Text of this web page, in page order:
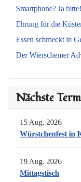
Smartphone? Ja bitte!
Ehrung für die
Essen schmeckt in
Der Wierschemer
Nächste
15 Aug. 2026
Würstchenfest in
19 Aug. 2026
Mittagstisch